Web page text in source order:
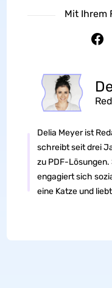
Mit Ihrem
Delia Meyer ist
schreibt seit drei
zu PDF-Lösungen.
engagiert sich
eine Katze und